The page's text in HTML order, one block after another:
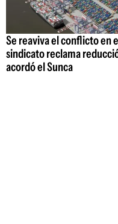
Se reaviva el conflicto en
sindicato reclama
acordó el Sunca